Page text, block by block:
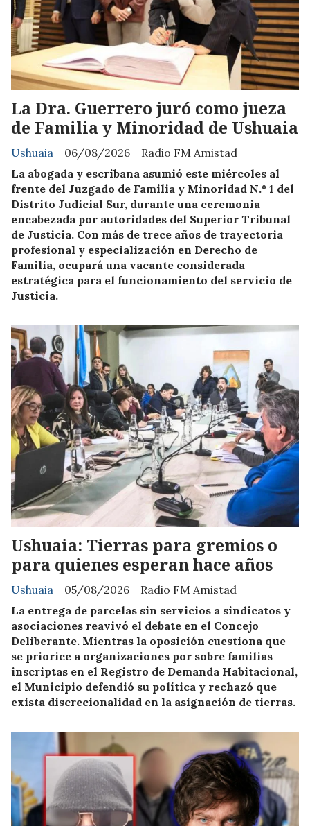
La Dra. Guerrero juró como jueza
de Familia y Minoridad de Ushuaia
Radio FM Amistad
Ushuaia
06/08/2026
La abogada y escribana asumió este miércoles al
frente del Juzgado de Familia y Minoridad N.º 1 del
Distrito Judicial Sur, durante una ceremonia
encabezada por autoridades del Superior Tribunal
de Justicia. Con más de trece años de trayectoria
profesional y especialización en Derecho de
Familia, ocupará una vacante considerada
estratégica para el funcionamiento del servicio de
Justicia.
Ushuaia: Tierras para gremios o
para quienes esperan hace años
Radio FM Amistad
Ushuaia
05/08/2026
La entrega de parcelas sin servicios a sindicatos y
asociaciones reavivó el debate en el Concejo
Deliberante. Mientras la oposición cuestiona que
se priorice a organizaciones por sobre familias
inscriptas en el Registro de Demanda Habitacional,
el Municipio defendió su política y rechazó que
exista discrecionalidad en la asignación de tierras.